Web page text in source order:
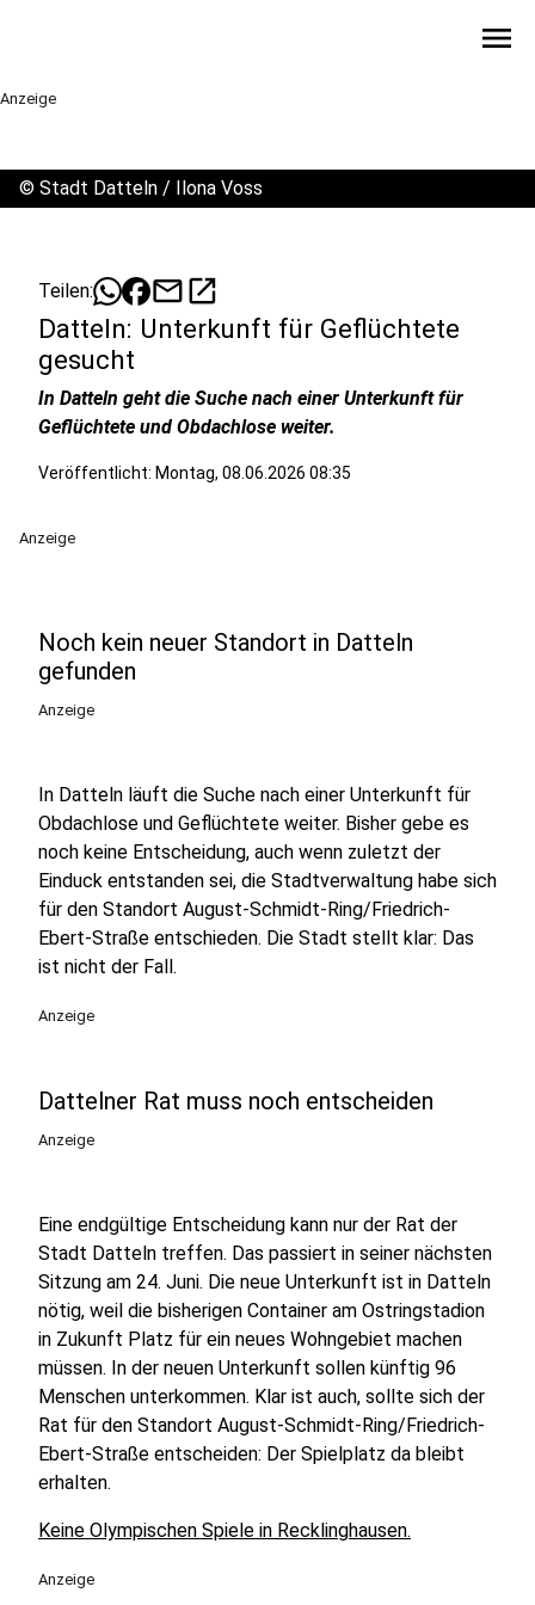
menu
Anzeige
© Stadt Datteln / Ilona Voss
Teilen: mailopen_in_new
Datteln: Unterkunft für Geflüchtete
gesucht
In Datteln geht die Suche nach einer Unterkunft für
Geflüchtete und Obdachlose weiter.
Veröffentlicht: Montag, 08.06.2026 08:35
Anzeige
Noch kein neuer Standort in Datteln
gefunden
Anzeige
In Datteln läuft die Suche nach einer Unterkunft für
Obdachlose und Geflüchtete weiter. Bisher gebe es
noch keine Entscheidung, auch wenn zuletzt der
Einduck entstanden sei, die Stadtverwaltung habe sich
für den Standort August-Schmidt-Ring/Friedrich-
Ebert-Straße entschieden. Die Stadt stellt klar: Das
ist nicht der Fall.
Anzeige
Dattelner Rat muss noch entscheiden
Anzeige
Eine endgültige Entscheidung kann nur der Rat der
Stadt Datteln treffen. Das passiert in seiner nächsten
Sitzung am 24. Juni. Die neue Unterkunft ist in Datteln
nötig, weil die bisherigen Container am Ostringstadion
in Zukunft Platz für ein neues Wohngebiet machen
müssen. In der neuen Unterkunft sollen künftig 96
Menschen unterkommen. Klar ist auch, sollte sich der
Rat für den Standort August-Schmidt-Ring/Friedrich-
Ebert-Straße entscheiden: Der Spielplatz da bleibt
erhalten.
Keine Olympischen Spiele in Recklinghausen.
Anzeige